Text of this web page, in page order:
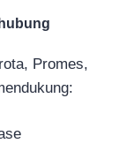
Promes,